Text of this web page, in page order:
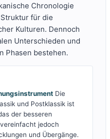
Chronologie
für die
Kulturen. Dennoch
Unterschieden und
Phasen bestehen.
Die
und Postklassik ist
der besseren
jedoch
und Übergänge.